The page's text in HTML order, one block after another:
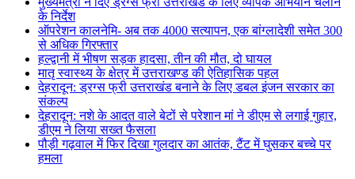
के निर्देश
ऑपरेशन कालनेमि- अब तक 4000 सत्यापन, एक बांग्लादेशी समेत 300
से अधिक गिरफ्तार
हल्द्वानी में भीषण सड़क हादसा, तीन की मौत, दो घायल
मातृ स्वास्थ्य के क्षेत्र में उत्तराखण्ड की ऐतिहासिक पहल
देहरादून: ड्रग्स फ्री उत्तराखंड बनाने के लिए डबल इंजन सरकार का
संकल्प
देहरादून: नशे के आदत वाले बेटों से परेशान मां ने डीएम से लगाई गुहार,
डीएम ने लिया सख्त फैसला
पौड़ी गढ़वाल में फिर दिखा गुलदार का आतंक, टैंट में घुसकर बच्चे पर
हमला